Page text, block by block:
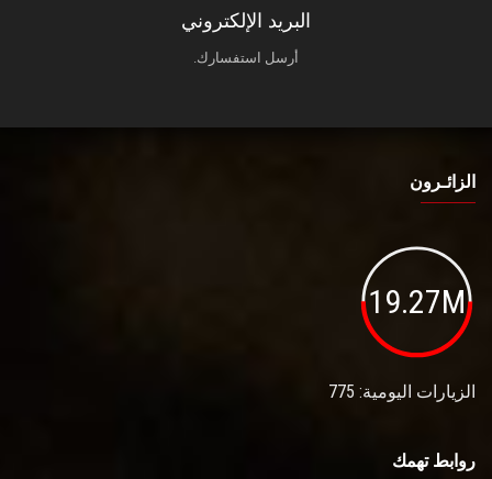
البريد الإلكتروني
أرسل استفسارك.
الزائـرون
19.27M
الزيارات اليومية: 775
روابط تهمك